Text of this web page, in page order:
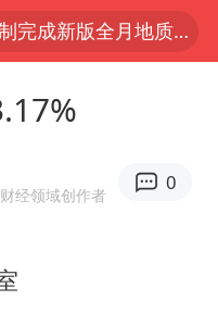
我国编制完成新版全月地质图
豚登陆地点更新
警收受10万获刑1年
温度计大楼”读数爆表
经领域创作者
0